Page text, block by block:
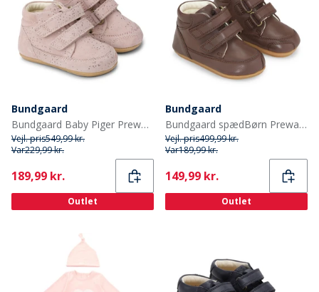
Bundgaard
Bundgaard Baby Piger Prewalker sko Twinkle
Vejl. pris549,99 kr.
Var229,99 kr.
Current
189,99 kr.
Outlet
Bundgaard
Bundgaard spædBørn Prewalker II Strop Sko Brown Ws
Vejl. pris499,99 kr.
Var189,99 kr.
Current
149,99 kr.
Outlet